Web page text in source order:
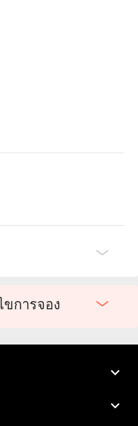
การจอง